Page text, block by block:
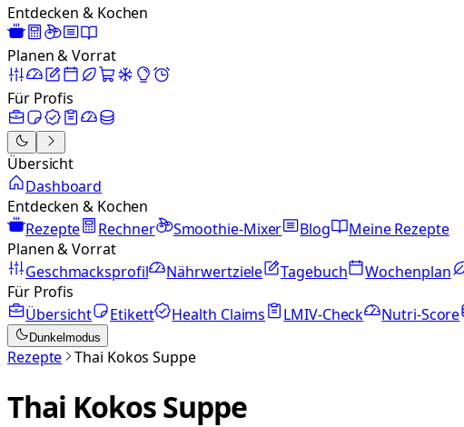
Entdecken & Kochen
Planen & Vorrat
Für Profis
Übersicht
Dashboard
Entdecken & Kochen
Rezepte
Rechner Smoothie-Mixer Blog
Meine Rezepte
Planen & Vorrat
Geschmacksprofil
Nährwertziele Tagebuch Wochenplan
Für Profis
Übersicht
Etikett Health Claims LMIV-Check Nutri-Score
Dunkelmodus
Rezepte Thai Kokos Suppe
Thai Kokos Suppe